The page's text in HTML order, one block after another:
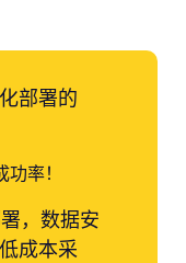
部署的
率！
，数据安
成本采